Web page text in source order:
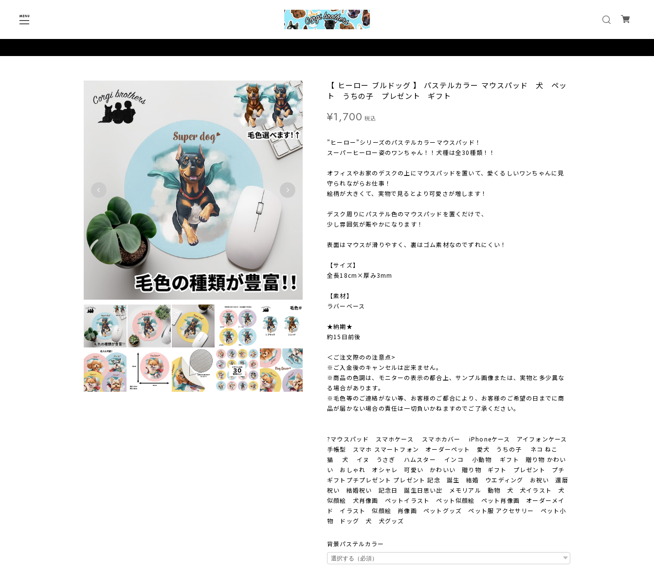
【 ヒーロー ブルドッグ 】 パステルカラー マウスパッド 犬 ペッ
ト うちの子 プレゼント ギフト
¥1,700 税込
”ヒーロー”シリーズのパステルカラーマウスパッド！
スーパーヒーロー姿のワンちゃん！！犬種は全30種類！！
オフィスやお家のデスクの上にマウスパッドを置いて、愛くるしいワンちゃんに見
守られながらお仕事！
絵柄が大きくて、実物で見るとより可愛さが増します！
デスク周りにパステル色のマウスパッドを置くだけで、
少し雰囲気が賑やかになります！
表面はマウスが滑りやすく、裏はゴム素材なのでずれにくい！
【サイズ】
全長18cm×厚み3mm
【素材】
ラバーベース
★納期★
約15日前後
＜ご注文際のの注意点>
※ご入金後のキャンセルは出来ません。
※商品の色調は、モニターの表示の都合上、サンプル画像または、実物と多少異な
る場合があります。
※毛色等のご連絡がない等、お客様のご都合により、お客様のご希望の日までに商
品が届かない場合の責任は一切負いかねますのでご了承ください。
?マウスパッド スマホケース スマホカバー iPhoneケース アイフォンケース
手帳型 スマホ スマートフォン オーダーペット 愛犬 うちの子 ネコ ねこ
猫 犬 イヌ うさぎ ハムスター インコ 小動物 ギフト 贈り物 かわい
い おしゃれ オシャレ 可愛い かわいい 贈り物 ギフト プレゼント プチ
ギフトプチプレゼント プレゼント 記念 誕生 結婚 ウエディング お祝い 還暦
祝い 結婚祝い 記念日 誕生日思い出 メモリアル 動物 犬 犬イラスト 犬
似顔絵 犬肖像画 ペットイラスト ペット似顔絵 ペット肖像画 オーダーメイ
ド イラスト 似顔絵 肖像画 ペットグッズ ペット服 アクセサリー ペット小
物 ドッグ 犬 犬グッズ
背景パステルカラー